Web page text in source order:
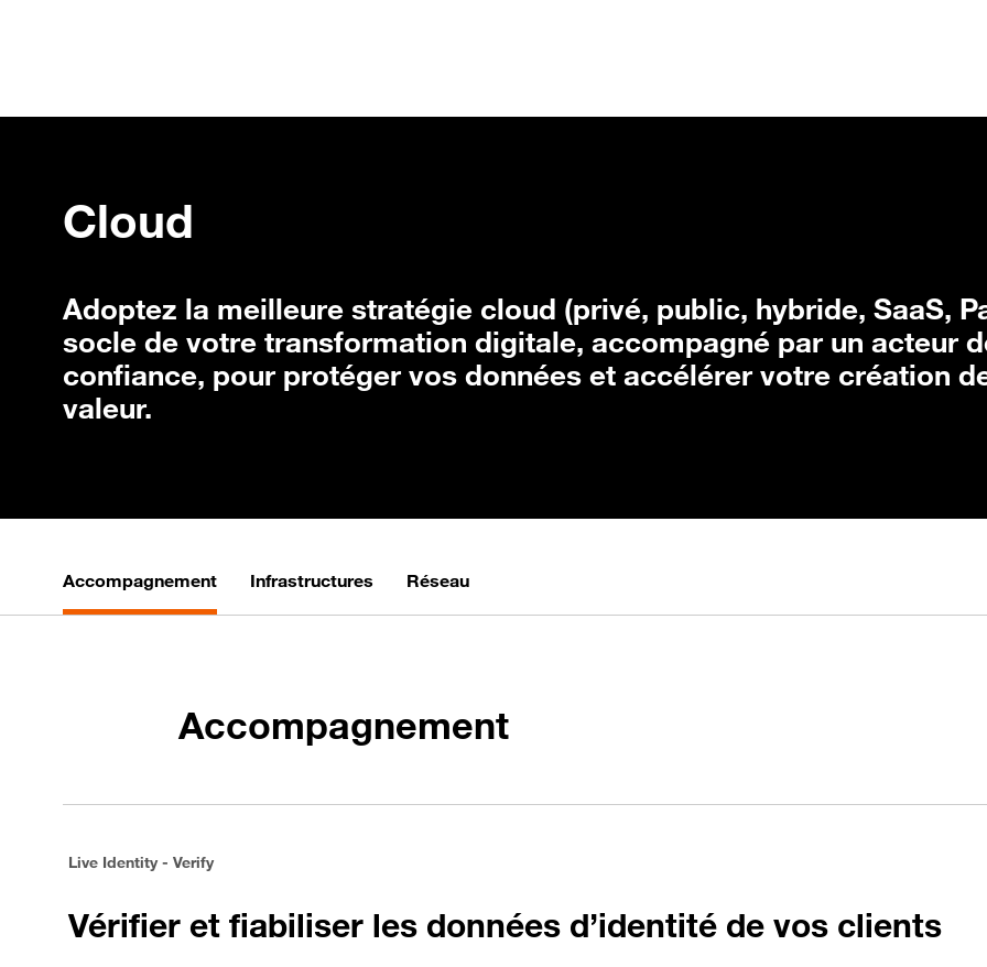
Cloud
Adoptez la meilleure stratégie cloud (privé, public, hybride, SaaS,
socle de votre transformation digitale, accompagné par un acteur
confiance, pour protéger vos données et accélérer votre création
valeur.
Accompagnement Infrastructures Réseau
Accompagnement
Live Identity - Verify
Vérifier et fiabiliser les données d’identité de vos clients